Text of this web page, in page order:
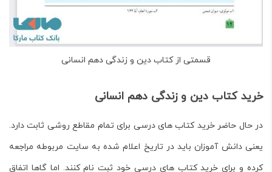
قسمتی از کتاب دین و زندگی دهم انسانی
خرید کتاب دین و زندگی دهم انسانی
در حال حاضر خرید کتاب های درسی برای تمام مقاطع روشی ثابت دارد.
یعنی دانش آموزان باید در تاریخ اعلام شده به سایت مربوطه مراجعه
کرده و برای خرید کتاب های درسی خود ثبت نام کنند. اما گاها اتفاق